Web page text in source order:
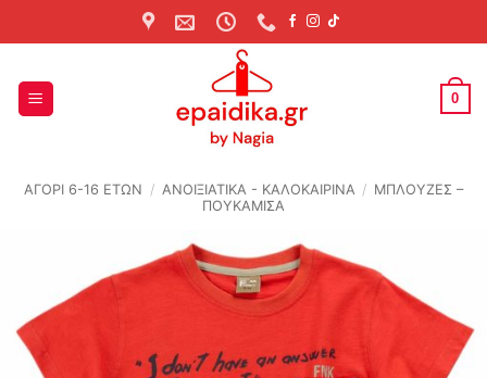
to
0
ΑΓΟΡΙ 6-16 ΕΤΩΝ / ΑΝΟΙΞΙΆΤΙΚΑ - ΚΑΛΟΚΑΙΡΙΝΆ / ΜΠΛΟΥΖΕΣ –
ΠΟΥΚΑΜΙΣΑ